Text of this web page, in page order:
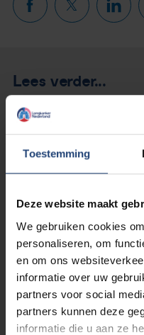
Toestemming
Deze website maakt
We gebruiken cookies
personaliseren, om
en om ons
informatie over uw
partners voor social
partners kunnen deze
informatie die u aan ze
Lees verder...